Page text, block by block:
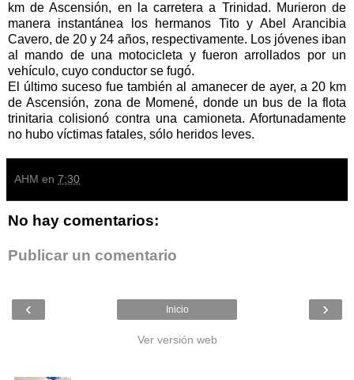
km de Ascensión, en la carretera a Trinidad. Murieron de
manera instantánea los hermanos Tito y Abel Arancibia
Cavero, de 20 y 24 años, respectivamente. Los jóvenes iban
al mando de una motocicleta y fueron arrollados por un
vehículo, cuyo conductor se fugó.
El último suceso fue también al amanecer de ayer, a 20 km
de Ascensión, zona de Momené, donde un bus de la flota
trinitaria colisionó contra una camioneta. Afortunadamente
no hubo víctimas fatales, sólo heridos leves.
AHM en 7:30
No hay comentarios:
Publicar un comentario
‹ ›
Inicio
Ver versión web